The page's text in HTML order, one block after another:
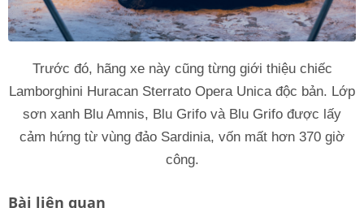
Trước đó, hãng xe này cũng từng giới thiệu chiếc
Lamborghini Huracan Sterrato Opera Unica độc bản. Lớp
sơn xanh Blu Amnis, Blu Grifo và Blu Grifo được lấy
cảm hứng từ vùng đảo Sardinia, vốn mất hơn 370 giờ
công.
Bài liên quan